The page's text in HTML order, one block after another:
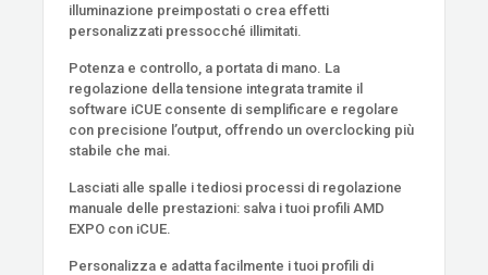
illuminazione preimpostati o crea effetti
personalizzati pressocché illimitati.
Potenza e controllo, a portata di mano. La
regolazione della tensione integrata tramite il
software iCUE consente di semplificare e regolare
con precisione l’output, offrendo un overclocking più
stabile che mai.
Lasciati alle spalle i tediosi processi di regolazione
manuale delle prestazioni: salva i tuoi profili AMD
EXPO con iCUE.
Personalizza e adatta facilmente i tuoi profili di